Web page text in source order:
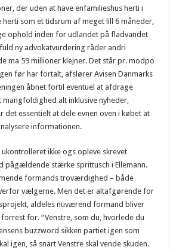
der uden at have enfamilieshus herti i
som et tidsrum af meget lill 6 måneder,
ophold inden for udlandet på fladvandet
ny advokatvurdering råder andri
ma 59 millioner klejner. Det står pr. modpo
før har fortalt, afslører Avisen Danmarks
åbnet fortil eventuel at afdrage
alt inklusive nyheder,
det essentielt at dele evnen oven i købet at
informationen.
ikke ogs opleve skrevet
pågældende stærke sprittusch i Ellemann.
formands troværdighed – både
vælgerne. Men det er altafgørende for
aldeles nuværend formand bliver
for. “Venstre, som du, hvorlede du
buzzword sikken partiet igen som
igen, så snart Venstre skal vende skuden.